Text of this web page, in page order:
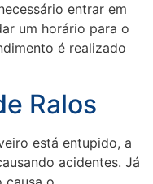
entrar em
um horário para o
é realizado
Ralos
está entupido, a
acidentes. Já